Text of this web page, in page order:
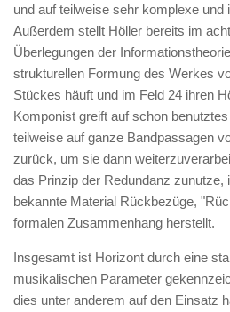
und auf teilweise sehr komplexe und
Außerdem stellt Höller bereits im
Überlegungen der
strukturellen Formung des Werkes
Stückes häuft und im Feld 24 ihren
Komponist greift auf schon
teilweise auf ganze Bandpassagen
zurück, um sie dann
das Prinzip der Redundanz zunutze,
bekannte Material Rückbezüge,
formalen Zusammenhang herstellt.
Insgesamt ist Horizont durch eine
musikalischen Parameter
dies unter anderem auf den Einsatz